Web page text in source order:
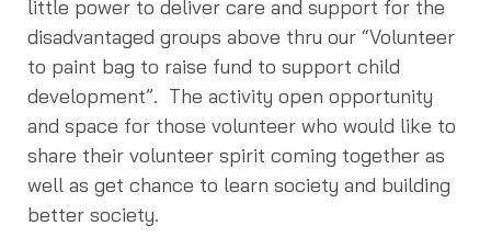
little power to deliver care and support for the
disadvantaged groups above thru our “Volunteer
to paint bag to raise fund to support child
development”. The activity open opportunity
and space for those volunteer who would like to
share their volunteer spirit coming together as
well as get chance to learn society and building
better society.